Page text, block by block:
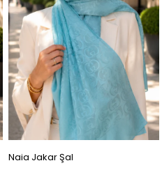
Naia Jakar Şal